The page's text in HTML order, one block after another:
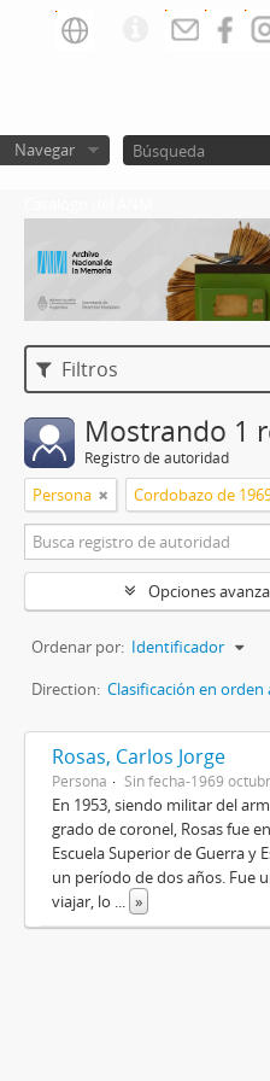
Navegar
Filtros
Mostrando 1
Registro de autoridad
Persona Cordobazo de
Opciones
Ordenar por: Identificador
Direction: Clasificación en orden
Rosas, Carlos Jorge
Persona Sin fecha-1969
En 1953, siendo militar del
grado de coronel, Rosas fue
Escuela Superior de Guerra y
un período de dos años. Fue
viajar, lo ... »